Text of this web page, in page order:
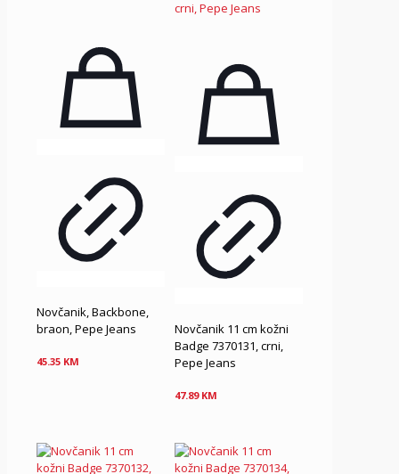
Novčanik, Backbone,
braon, Pepe Jeans
45.35 KM
Novčanik 11 cm kožni
Badge 7370131, crni,
Pepe Jeans
47.89 KM